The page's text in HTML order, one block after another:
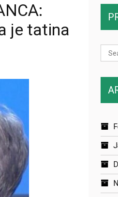
je tatina
for: